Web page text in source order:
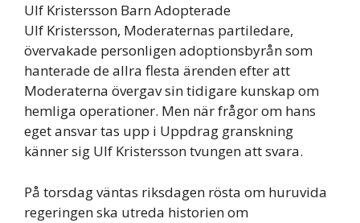
Ulf Kristersson Barn Adopterade
Ulf Kristersson, Moderaternas partiledare,
övervakade personligen adoptionsbyrån som
hanterade de allra flesta ärenden efter att
Moderaterna övergav sin tidigare kunskap om
hemliga operationer. Men när frågor om hans
eget ansvar tas upp i Uppdrag granskning
känner sig Ulf Kristersson tvungen att svara.
På torsdag väntas riksdagen rösta om huruvida
regeringen ska utreda historien om